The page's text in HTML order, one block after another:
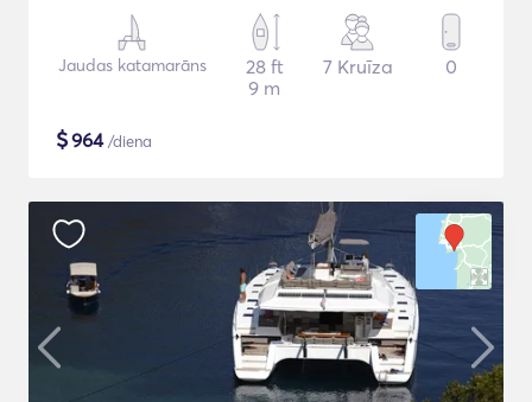
Jaudas katamarāns
28 ft
9 m
7 Kruīza 0
$964/diena